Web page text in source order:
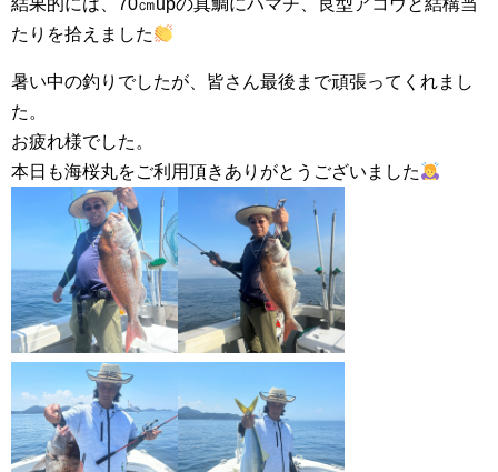
結果的には、70㎝upの真鯛にハマチ、良型アコウと結構当
たりを拾えました
暑い中の釣りでしたが、皆さん最後まで頑張ってくれまし
た。
お疲れ様でした。
本日も海桜丸をご利用頂きありがとうございました